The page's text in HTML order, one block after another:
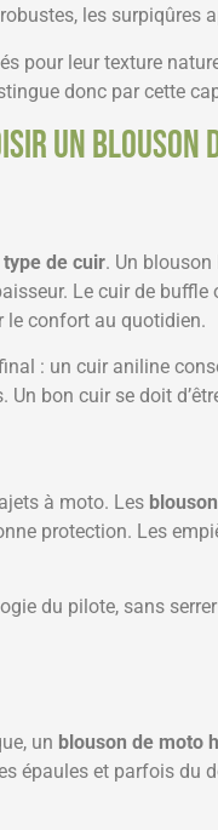
les surpiqûres
pour leur texture
donc par cette
un blouson
type de cuir. Un
Le cuir de
le confort au quotidien.
: un cuir aniline
bon cuir se doit
à moto. Les
protection. Les
du pilote, sans
un blouson de moto
épaules et parfois du